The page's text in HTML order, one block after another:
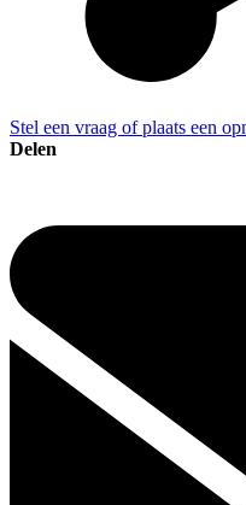
Stel een vraag of plaats een
Delen